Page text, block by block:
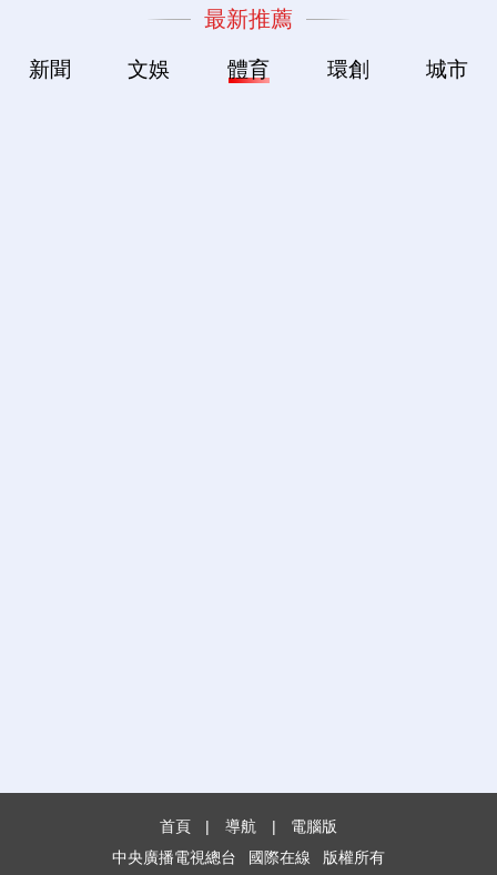
最新推薦
新聞 文娛 體育 環創 城市
首頁 | 導航 |
電腦版
中央廣播電視總台
國際在線 版權所有